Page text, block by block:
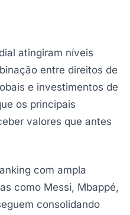
atingiram níveis
entre direitos de
e investimentos de
os principais
valores que antes
com ampla
como Messi, Mbappé,
consolidando